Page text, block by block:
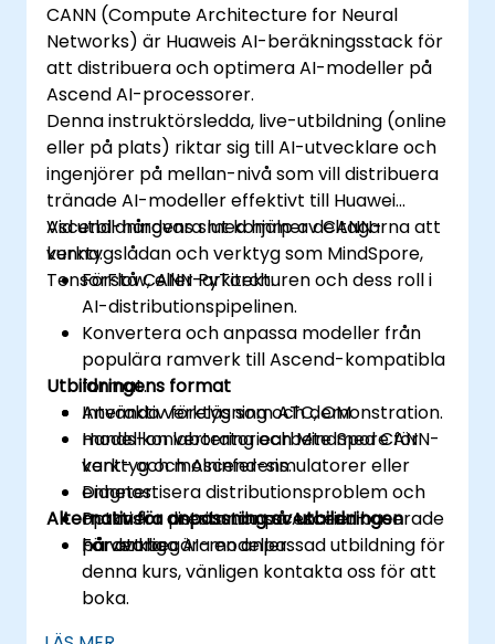
CANN (Compute Architecture for Neural
Networks) är Huaweis AI-beräkningsstack för
att distribuera och optimera AI-modeller på
Ascend AI-processorer.
Denna instruktörsledda, live-utbildning (online
eller på plats) riktar sig till AI-utvecklare och
ingenjörer på mellan-nivå som vill distribuera
tränade AI-modeller effektivt till Huawei
Ascend-hårdvara med hjälp av CANN-
verktygslådan och verktyg som MindSpore,
TensorFlow, eller PyTorch.
Vid utbildningens slut kommer deltagarna att
kunna:
Förstå CANN-arkitekturen och dess roll i
AI-distributionspipelinen.
Konvertera och anpassa modeller från
populära ramverk till Ascend-kompatibla
format.
Använda verktyg som ATC, OM
modellkonvertering och MindSpore för
kant- och molninferens.
Diagnostisera distributionsproblem och
optimera prestanda på Ascend-
hårdvara.
Utbildningens format
Interaktiv föreläsning och demonstration.
Hands-on laboratoriearbete med CANN-
verktyg och Ascend-simulatorer eller
enheter.
Praktiska distributionsscenarier baserade
på verkliga AI-modeller.
Alternativ för anpassning av utbildningen
För att begära en anpassad utbildning för
denna kurs, vänligen kontakta oss för att
boka.